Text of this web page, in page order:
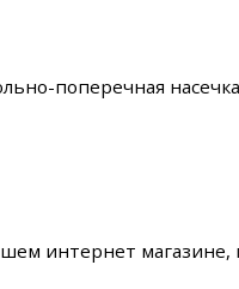
поперечная
интернет магазине,